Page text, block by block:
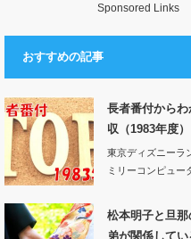
Sponsored Links
おすすめの記事
長者番付から
収（1983年度）
東京ディズニーラ
ミリーコンピュー
松本明子と旦
弟が関係してい